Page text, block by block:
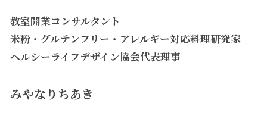
教室開業コンサルタント
米粉・グルテンフリー・アレルギー対応料理研究家
ヘルシーライフデザイン協会代表理事
みやなりちあき